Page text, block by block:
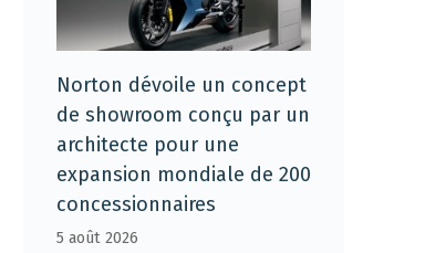
Norton dévoile un concept
de showroom conçu par un
architecte pour une
expansion mondiale de 200
concessionnaires
5 août 2026